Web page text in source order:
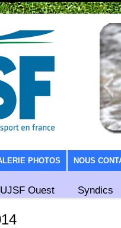
PHOTOS NOUS
Ouest Syndics